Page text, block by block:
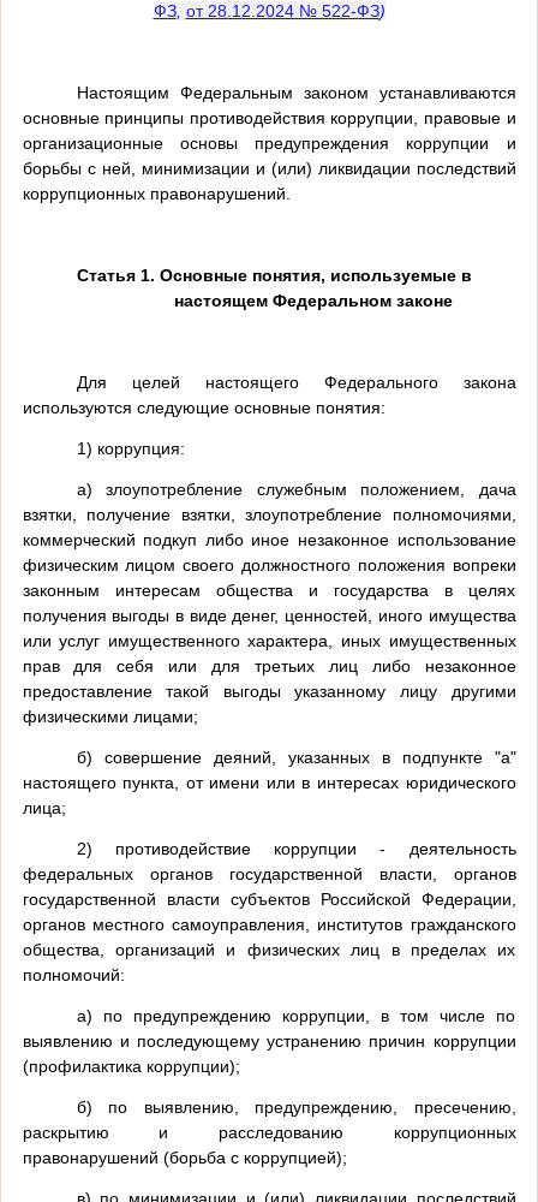
ФЗ, от 28.12.2024 № 522-ФЗ)
Настоящим Федеральным законом устанавливаются
основные принципы противодействия коррупции, правовые и
организационные основы предупреждения коррупции и
борьбы с ней, минимизации и (или) ликвидации последствий
коррупционных правонарушений.
Статья 1. Основные понятия, используемые в
настоящем Федеральном законе
Для целей настоящего Федерального закона
используются следующие основные понятия:
1) коррупция:
а) злоупотребление служебным положением, дача
взятки, получение взятки, злоупотребление полномочиями,
коммерческий подкуп либо иное незаконное использование
физическим лицом своего должностного положения вопреки
законным интересам общества и государства в целях
получения выгоды в виде денег, ценностей, иного имущества
или услуг имущественного характера, иных имущественных
прав для себя или для третьих лиц либо незаконное
предоставление такой выгоды указанному лицу другими
физическими лицами;
б) совершение деяний, указанных в подпункте "а"
настоящего пункта, от имени или в интересах юридического
лица;
2) противодействие коррупции - деятельность
федеральных органов государственной власти, органов
государственной власти субъектов Российской Федерации,
органов местного самоуправления, институтов гражданского
общества, организаций и физических лиц в пределах их
полномочий:
а) по предупреждению коррупции, в том числе по
выявлению и последующему устранению причин коррупции
(профилактика коррупции);
б) по выявлению, предупреждению, пресечению,
раскрытию и расследованию коррупционных
правонарушений (борьба с коррупцией);